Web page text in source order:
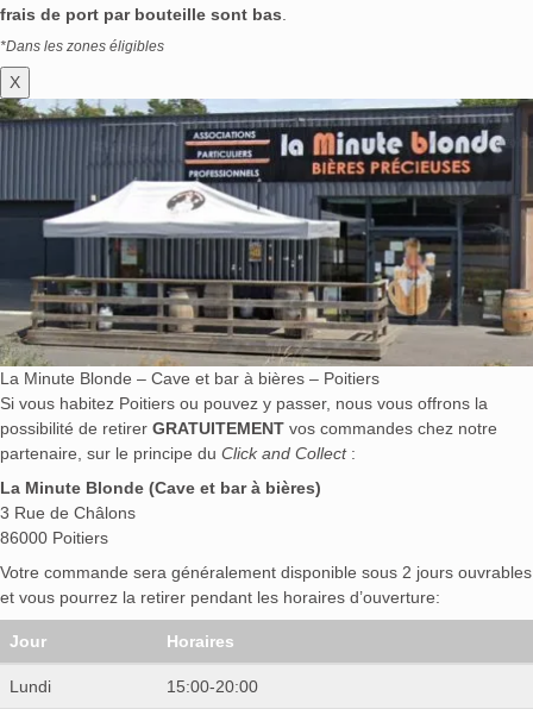
frais de port par bouteille sont bas
*Dans les zones éligibles
X
La Minute Blonde – Cave et bar à bières – Poitiers
Si vous habitez Poitiers ou pouvez y passer, nous vous offrons la
possibilité de retirer GRATUITEMENT vos commandes chez notre
partenaire, sur le principe du Click and Collect:
La Minute Blonde (Cave et bar à bières)
3 Rue de Châlons
86000 Poitiers
Votre commande sera généralement disponible sous 2 jours ouvrables
et vous pourrez la retirer pendant les horaires d’ouverture:
Jour Horaires
Lundi 15:00-20:00